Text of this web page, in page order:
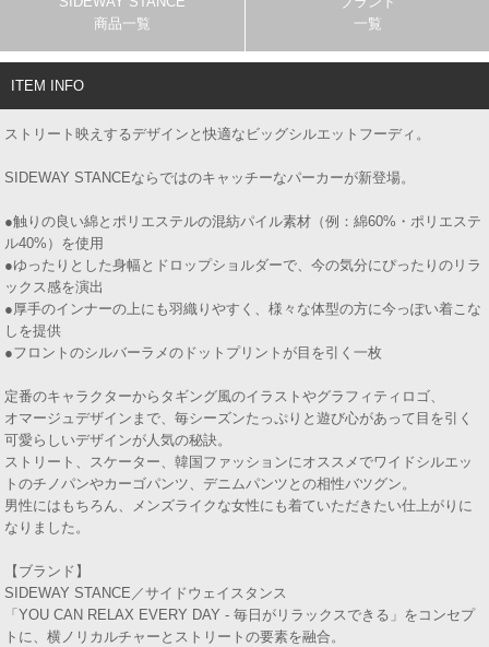
商品一覧
一覧
ITEM INFO
ストリート映えするデザインと快適なビッグシルエットフーディ。
SIDEWAY STANCEならではのキャッチーなパーカーが新登場。
●触りの良い綿とポリエステルの混紡パイル素材（例：綿60%・ポリエステ
ル40%）を使用
●ゆったりとした身幅とドロップショルダーで、今の気分にぴったりのリラ
ックス感を演出
●厚手のインナーの上にも羽織りやすく、様々な体型の方に今っぽい着こな
しを提供
●フロントのシルバーラメのドットプリントが目を引く一枚
定番のキャラクターからタギング風のイラストやグラフィティロゴ、
オマージュデザインまで、毎シーズンたっぷりと遊び心があって目を引く
可愛らしいデザインが人気の秘訣。
ストリート、スケーター、韓国ファッションにオススメでワイドシルエッ
トのチノパンやカーゴパンツ、デニムパンツとの相性バツグン。
男性にはもちろん、メンズライクな女性にも着ていただきたい仕上がりに
なりました。
【ブランド】
SIDEWAY STANCE／サイドウェイスタンス
「YOU CAN RELAX EVERY DAY - 毎日がリラックスできる」をコンセプ
トに、横ノリカルチャーとストリートの要素を融合。